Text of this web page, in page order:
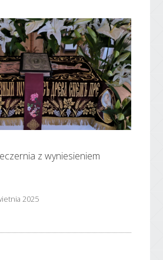
z wyniesieniem
2025